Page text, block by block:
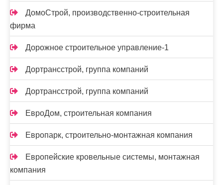
ДомоСтрой, производственно-строительная
фирма
Дорожное строительное управление-1
Дортрансстрой, группа компаний
Дортрансстрой, группа компаний
ЕвроДом, строительная компания
Европарк, строительно-монтажная компания
Европейские кровельные системы, монтажная
компания